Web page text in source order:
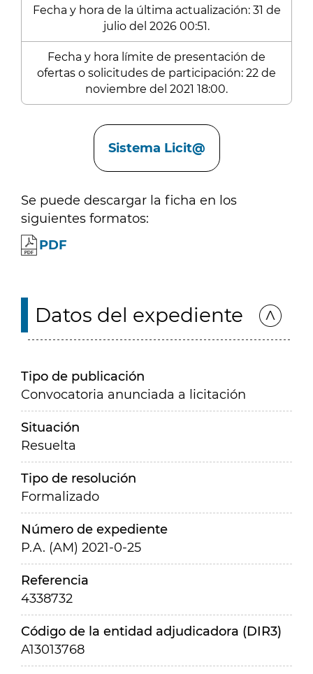
Fecha y hora de la última actualización: 31 de
julio del 2026 00:51.
Fecha y hora límite de presentación de
ofertas o solicitudes de participación: 22 de
noviembre del 2021 18:00.
Sistema Licit@
Se puede descargar la ficha en los
siguientes formatos:
PDF
Datos del expediente
Tipo de publicación
Convocatoria anunciada a licitación
Situación
Resuelta
Tipo de resolución
Formalizado
Número de expediente
P.A. (AM) 2021-0-25
Referencia
4338732
Código de la entidad adjudicadora (DIR3)
A13013768